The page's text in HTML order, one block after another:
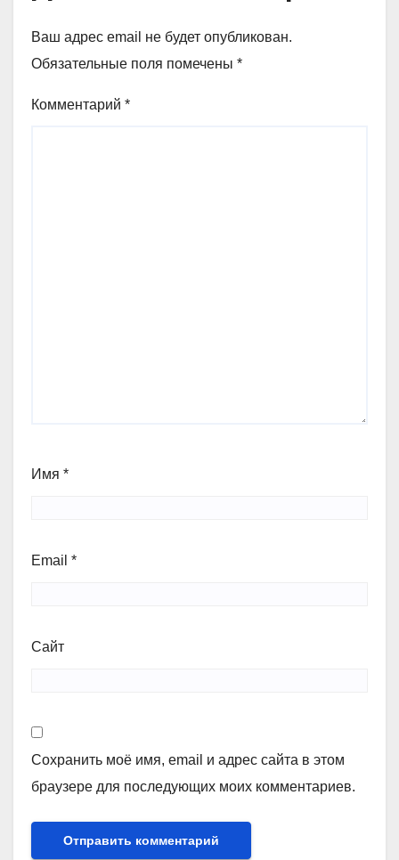
Ваш адрес email не будет опубликован.
Обязательные поля помечены *
Комментарий *
Имя *
Email *
Сайт
Сохранить моё имя, email и адрес сайта в этом
браузере для последующих моих комментариев.